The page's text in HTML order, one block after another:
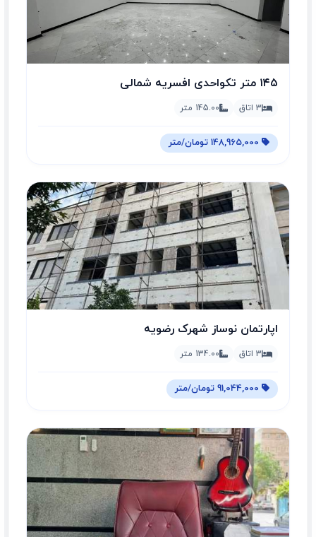
۱۴۵ متر تکواحدی افسریه شمالی
3 اتاق 145.00 متر
اپارتمان نوساز شهرک رضویه
3 اتاق 134.00 متر